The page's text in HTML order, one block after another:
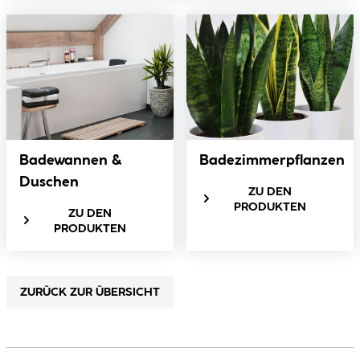
Badewannen &
Duschen
ZU DEN
PRODUKTEN
Badezimmerpflanzen
ZU DEN
PRODUKTEN
ZURÜCK ZUR ÜBERSICHT